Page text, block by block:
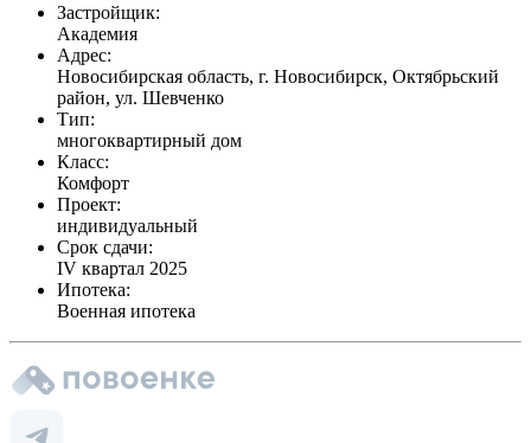
Застройщик:
Академия
Адрес:
Новосибирская область, г. Новосибирск, Октябрьский
район, ул. Шевченко
Тип:
многоквартирный дом
Класс:
Комфорт
Проект:
индивидуальный
Срок сдачи:
IV квартал 2025
Ипотека:
Военная ипотека